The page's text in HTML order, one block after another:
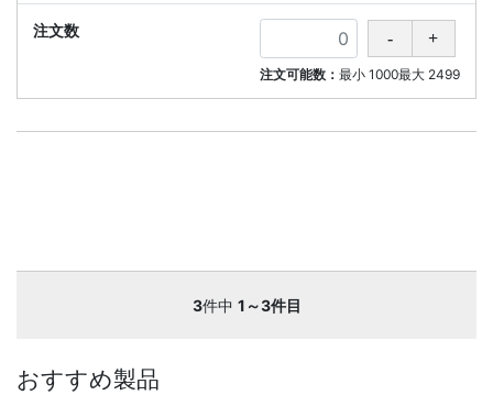
注文可能数： 最小 1000最大 2499
3件中 1～3件目
おすすめ製品